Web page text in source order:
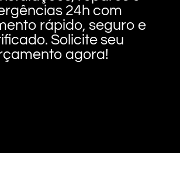
24h com
rápido, seguro e
Solicite seu
agora!